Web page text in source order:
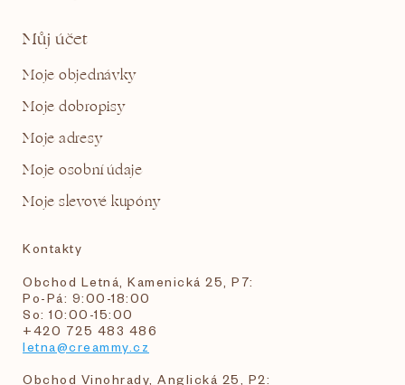
Můj účet
Moje objednávky
Moje dobropisy
Moje adresy
Moje osobní údaje
Moje slevové kupóny
Kontakty
Obchod Letná, Kamenická 25, P7:
Po-Pá: 9:00-18:00
So: 10:00-15:00
+420 725 483 486
letna@creammy.cz
Obchod Vinohrady, Anglická 25, P2: